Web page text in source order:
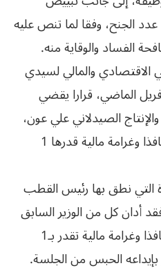
الجنح، وفقا لما تنص عليه
الفساد والوقاية منه.
والمالي لسيدي
قد أصدرت في 20 أفريل الماضي، قرارا يقضي
الصيدلاني علي عون،
مع إدانته بـ5 سنوات حبسا نافذا وغرامة مالية قدرها 1
التي نطق بها رئيس القطب
أدان كل من الوزير السابق
علي عون بـ5 سنوات حبسا نافذا وغرامة مالية تقدر بـ1
بإيداعه الحبس من الجلسة.